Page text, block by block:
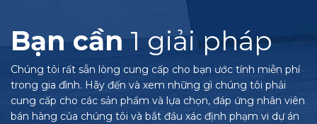
Bạn cần 1 giải pháp
Chúng tôi rất sẵn lòng cung cấp cho bạn ước tính miễn phí
trong gia đình. Hãy đến và xem những gì chúng tôi phải
cung cấp cho các sản phẩm và lựa chọn, đáp ứng nhân viên
bán hàng của chúng tôi và bắt đầu xác định phạm vi dự án